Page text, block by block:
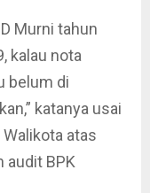
Murni tahun
kalau nota
belum di
katanya usai
atas
audit BPK